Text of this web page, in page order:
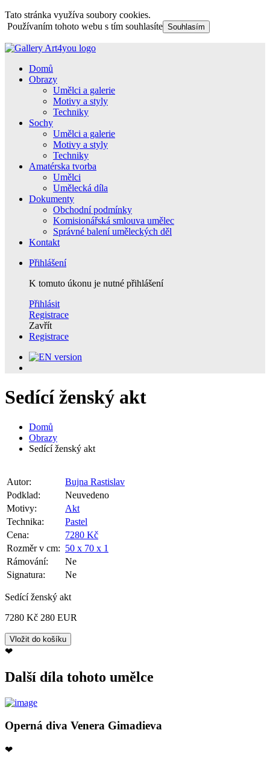
Tato stránka využíva soubory cookies.
Používaním tohoto webu s tím souhlasíte Souhlasím
Domů
Obrazy
Umělci a galerie
Motivy a styly
Techniky
Sochy
Umělci a galerie
Motivy a styly
Techniky
Amatérska tvorba
Umělci
Umělecká díla
Dokumenty
Obchodní podmínky
Komisionářská smlouva umělec
Správné balení uměleckých děl
Kontakt
Přihlášení
K tomuto úkonu je nutné přihlášení
Přihlásit
Registrace
Zavřít
Registrace
Sedící ženský akt
Domů
Obrazy
Sedící ženský akt
Autor:
Bujna Rastislav
Podklad:
Neuvedeno
Motivy:
Akt
Technika:
Pastel
Cena:
7280 Kč
Rozměr v cm: 50 x 70 x 1
Rámování:
Ne
Signatura:
Ne
Sedící ženský akt
7280 Kč 280 EUR
❤
Další díla tohoto umělce
Operná diva Venera Gimadieva
❤